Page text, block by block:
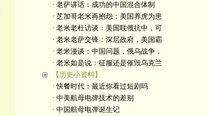
· 老萨讲话：成功的中国混合体制
· 芝加哥老米再抱怨：美国养虎为患
· 老米老杜访谈：美国联俄抗中，可
· 老米老萨交锋：深层政府，美国霸
· 老米漫谈：中国问题，俄乌战争，
· 老米如是说：征服还是催毁乌克兰
【历史小资料】
· 快餐时代：最近你看过短剧吗
· 中美航母电弹技术的差别
· 中国航母电弹诞生记